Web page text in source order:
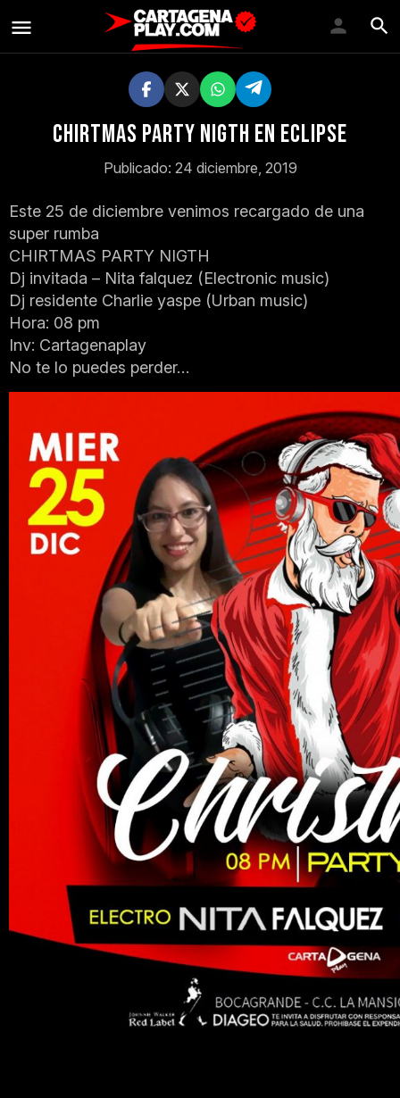
Chirtmas Party Nigth En Eclipse
Publicado: 24 diciembre, 2019
Este 25 de diciembre venimos recargado de una
super rumba
CHIRTMAS PARTY NIGTH
Dj invitada – Nita falquez (Electronic music)
Dj residente Charlie yaspe (Urban music)
Hora: 08 pm
Inv: Cartagenaplay
No te lo puedes perder…